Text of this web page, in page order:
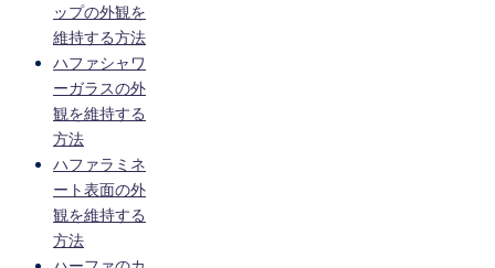
ップの外観を
維持する方法
ハファシャワ
ーガラスの外
観を維持する
方法
ハファラミネ
ート表面の外
観を維持する
方法